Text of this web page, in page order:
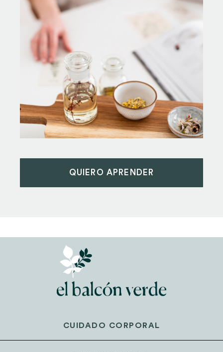
QUIERO APRENDER
CUIDADO CORPORAL